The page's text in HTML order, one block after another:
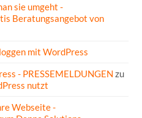
sie umgeht -
Beratungsangebot von
mit WordPress
- PRESSEMELDUNGEN zu
nutzt
Webseite -